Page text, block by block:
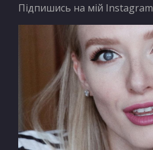
Підпишись на мій Instagram